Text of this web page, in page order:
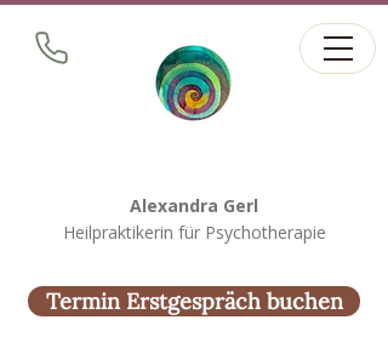
Alexandra Gerl
Heilpraktikerin für Psychotherapie
Termin Erstgespräch buchen